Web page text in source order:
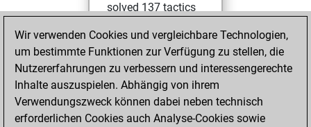
solved 137 tactics
You achieved
an Elo of 2130 in
tactics positions
Sonntag, März 8,
2026
Wir verwenden Cookies und vergleichbare Technologien,
um bestimmte Funktionen zur Verfügung zu stellen, die
Nutzererfahrungen zu verbessern und interessengerechte
Inhalte auszuspielen. Abhängig von ihrem
Verwendungszweck können dabei neben technisch
erforderlichen Cookies auch Analyse-Cookies sowie